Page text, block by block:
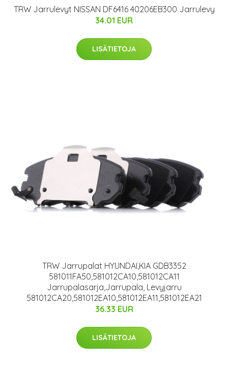
TRW Jarrulevyt NISSAN DF6416 40206EB300 Jarrulevy
34.01 EUR
LISÄTIETOJA
TRW Jarrupalat HYUNDAI,KIA GDB3352
581011FA50,581012CA10,581012CA11
Jarrupalasarja,Jarrupala, Levyjarru
581012CA20,581012EA10,581012EA11,581012EA21
36.33 EUR
LISÄTIETOJA